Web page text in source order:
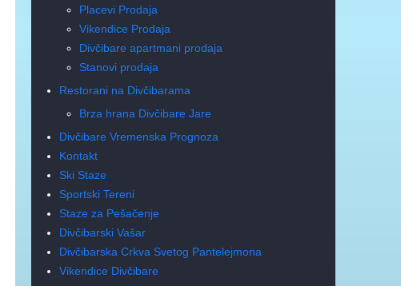
Placevi Prodaja
Vikendice Prodaja
Divčibare apartmani prodaja
Stanovi prodaja
Restorani na Divčibarama
Brza hrana Divčibare Jare
Divčibare Vremenska Prognoza
Kontakt
Ski Staze
Sportski Tereni
Staze za Pešačenje
Divčibarski Vašar
Divčibarska Crkva Svetog Pantelejmona
Vikendice Divčibare